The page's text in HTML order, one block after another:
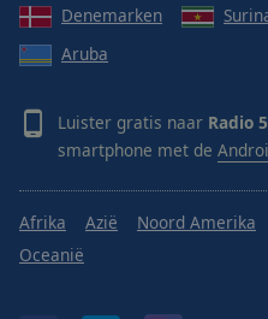
Denemarken
Aruba
Luister gratis naar Radio
smartphone met de
Afrika Azië Noord Amerika
Oceanië